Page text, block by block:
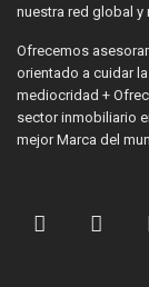
nuestra red global
Ofrecemos
orientado a cuidar
mediocridad +
sector inmobiliario
mejor Marca del